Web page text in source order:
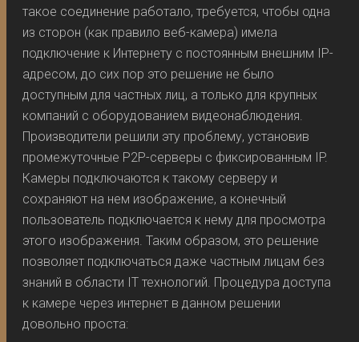
такое соединение работало, требуется, чтобы одна
из сторон (как правило веб-камера) имела
подключение к Интернету с постоянным внешним IP-
адресом, до сих пор это решение не было
доступным для частных лиц, а только для крупных
компаний с оборудованием видеонаблюдения.
Производители решили эту проблему, установив
промежуточные P2P-серверы с фиксированным IP.
Камеры подключаются к такому серверу и
сохраняют на нем изображение, а конечный
пользователь подключается к нему для просмотра
этого изображения. Таким образом, это решение
позволяет подключаться даже частным лицам без
знаний в области IT технологий. Процедура доступа
к камере через интернет в данном решении
довольно проста: